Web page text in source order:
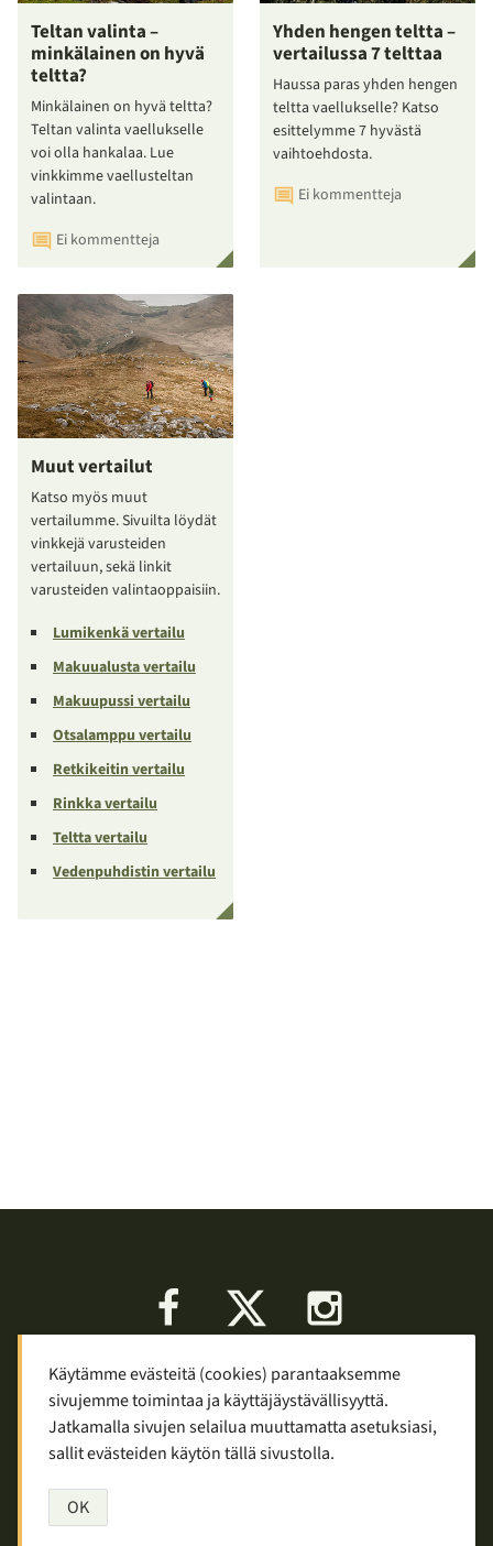
Teltan valinta –
minkälainen on hyvä
teltta?
Minkälainen on hyvä teltta?
Teltan valinta vaellukselle
voi olla hankalaa. Lue
vinkkimme vaellusteltan
valintaan.
Ei kommentteja
Yhden hengen teltta –
vertailussa 7 telttaa
Haussa paras yhden hengen
teltta vaellukselle? Katso
esittelymme 7 hyvästä
vaihtoehdosta.
Ei kommentteja
Muut vertailut
Katso myös muut
vertailumme. Sivuilta löydät
vinkkejä varusteiden
vertailuun, sekä linkit
varusteiden valintaoppaisiin.
Lumikenkä vertailu
Makuualusta vertailu
Makuupussi vertailu
Otsalamppu vertailu
Retkikeitin vertailu
Rinkka vertailu
Teltta vertailu
Vedenpuhdistin vertailu
Facebook
Keskustelu Palaute
Tietosuoja
Mainostaminen ja yhteistyö
Copyright © 2007—2026Tuomas Tolppi /
Käytämme evästeitä (cookies) parantaaksemme
sivujemme toimintaa ja käyttäjäystävällisyyttä.
Jatkamalla sivujen selailua muuttamatta asetuksiasi,
sallit evästeiden käytön tällä sivustolla.
OK